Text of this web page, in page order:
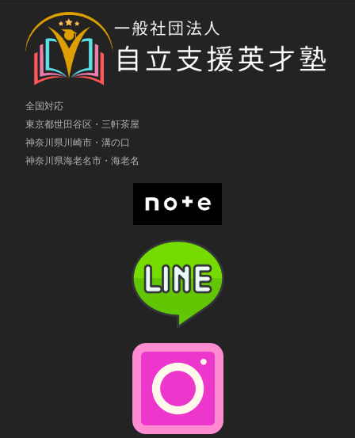
全国対応
東京都世田谷区・三軒茶屋
神奈川県川崎市・溝の口
神奈川県海老名市・海老名